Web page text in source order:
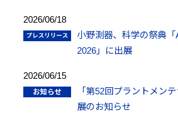
2026/06/18
小野測器、科学の祭典
2026」に出展
2026/06/15
「第52回プラントメン
展のお知らせ